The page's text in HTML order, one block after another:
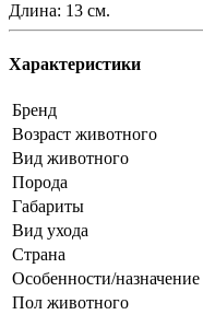
Длина: 13 см.
Характеристики
Бренд
Возраст животного
Вид животного
Порода
Габариты
Вид ухода
Страна
Особенности/назначение
Пол животного